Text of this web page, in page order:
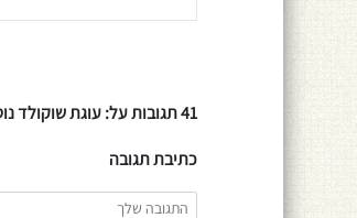
41 תגובות על: עוגת שוקולד נוטלה חמה תוך דקה אחת בלבד
כתיבת תגובה